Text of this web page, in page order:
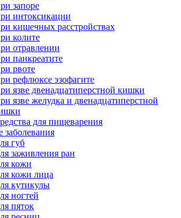
запоре
интоксикации
кишечных расстройствах
колите
отравлении
панкреатите
рвоте
рефлюксе эзофагите
язве двенадцатиперстной кишки
язве желудка и двенадцатиперстной
для пищеварения
губ
заживления ран
кожи
кожи лица
кутикулы
ногтей
пяток